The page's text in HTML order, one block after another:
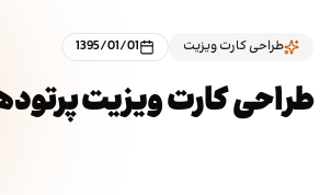
طراحی کارت ویزیت 1395/01/01
طراحی کارت ویزیت